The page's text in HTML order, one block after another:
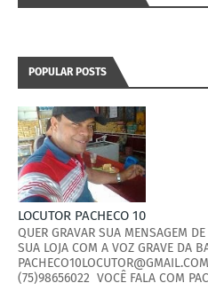
POPULAR POSTS
LOCUTOR PACHECO 10
QUER GRAVAR SUA MENSAGEM
SUA LOJA COM A VOZ GRAVE DA
(75)98656022 VOCÊ FALA COM